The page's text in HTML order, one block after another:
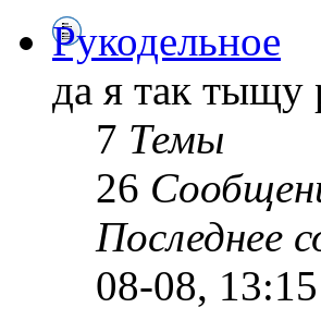
Рукодельное
да я так тыщу
7 Темы
26
Последнее
08-08, 13:15